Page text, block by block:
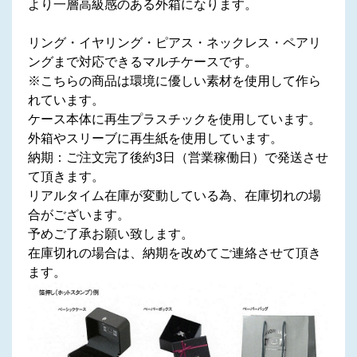
より一層高級感のある外箱になります。
リング・イヤリング・ピアス・ネックレス・ペアリ
ングまで対応できるマルチケースです。
※こちらの商品は環境に優しい素材を使用して作ら
れています。
ケース本体に再生プラスチックを使用しています。
外箱やスリーブに再生紙を使用しています。
納期：ご注文完了後約3日（営業稼働日）で発送させ
て頂きます。
リアルタイム在庫が変動している為、在庫切れの場
合がございます。
予めご了承お願い致します。
在庫切れの場合は、納期を改めてご連絡させて頂き
ます。